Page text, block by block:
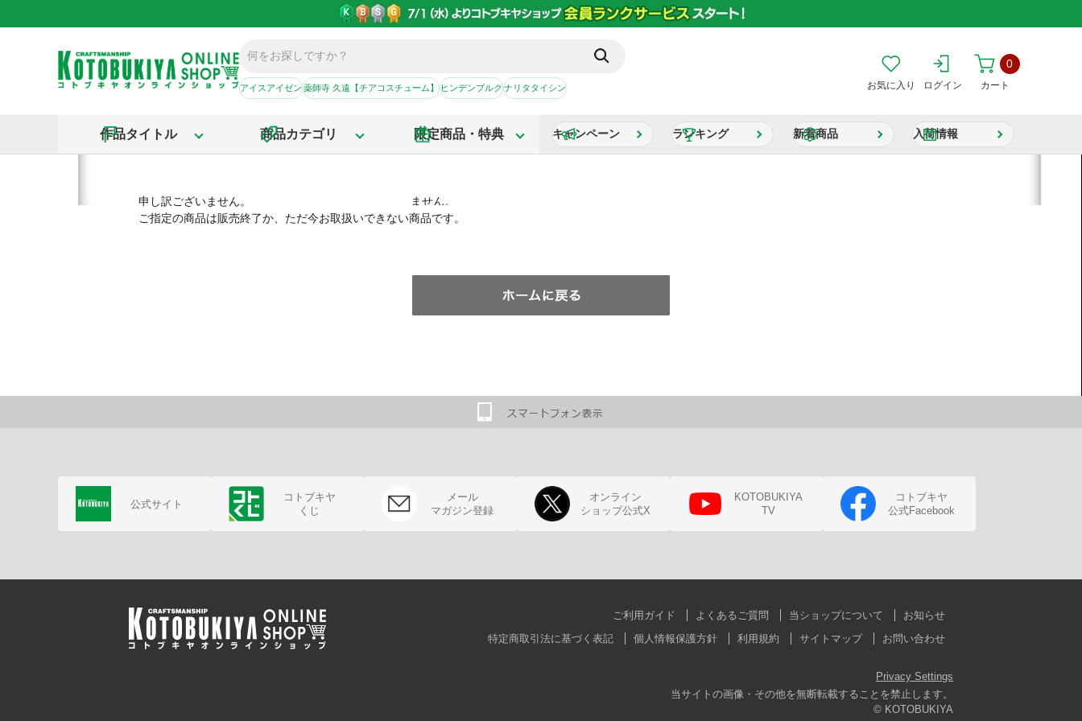
アイスアイゼン薬師寺 久遠【チアコスチューム】ヒンデンブルクナリタタイシン お気に入り ログイン カート
0
作品タイトル 商品カテゴリ 限定商品・特典 キャンペーン ランキング 新着商品 入荷情報
申し訳ございません。
ご指定の商品は販売終了か、ただ今お取扱いできない商品です。
公式サイト
コトブキヤ
くじ
メール
マガジン登録
オンライン
ショップ公式X
KOTOBUKIYA
TV
コトブキヤ
公式Facebook
ご利用ガイド よくあるご質問 当ショップについて
お知らせ
特定商取引法に基づく表記
個人情報保護方針 利用規約 サイトマップ お問い合わせ
Privacy Settings
当サイトの画像・その他を無断転載することを禁止します。
© KOTOBUKIYA